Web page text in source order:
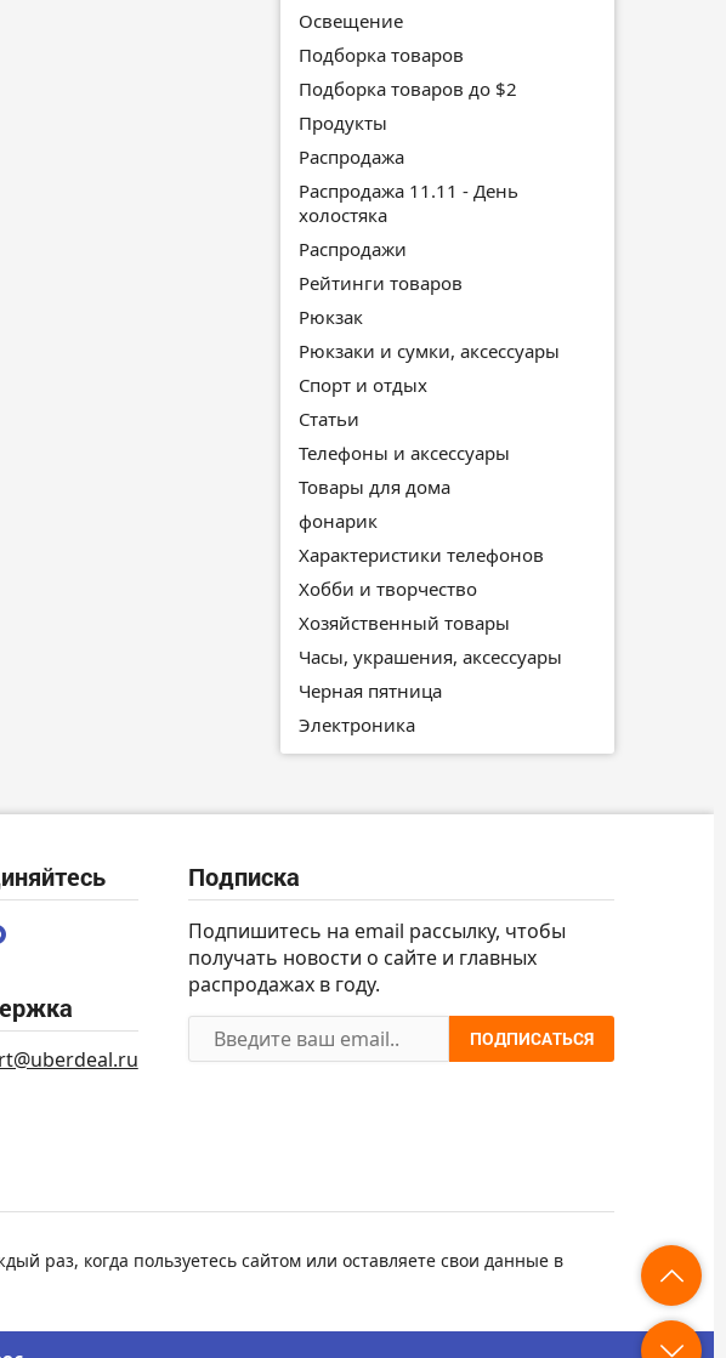
Освещение
Подборка товаров
Подборка товаров до $2
Продукты
Распродажа
Распродажа 11.11 - День
холостяка
Распродажи
Рейтинги товаров
Рюкзак
Рюкзаки и сумки, аксессуары
Спорт и отдых
Статьи
Телефоны и аксессуары
Товары для дома
фонарик
Характеристики телефонов
Хобби и творчество
Хозяйственный товары
Часы, украшения, аксессуары
Черная пятница
Электроника
Подписка
Подпишитесь на email рассылку, чтобы
получать новости о сайте и главных
распродажах в году.
ПОДПИСАТЬСЯ
раз, когда пользуетесь сайтом или оставляете свои данные в